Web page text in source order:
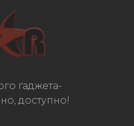
ґаджета-
доступно!